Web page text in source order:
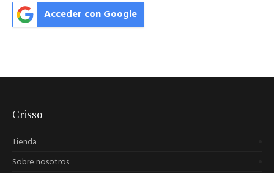
Acceder con Google
Crisso
Tienda
Sobre nosotros